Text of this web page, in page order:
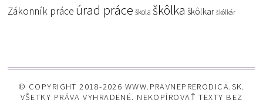
Zákonník práce úrad práce škola škôlka škôlkar škôlkár
© COPYRIGHT 2018-2026 WWW.PRAVNEPRERODICA.SK.
VŠETKY PRÁVA VYHRADENÉ. NEKOPÍROVAŤ TEXTY BEZ